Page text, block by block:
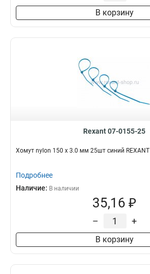
В корзину
Rexant 07-0155-25
Хомут nylon 150 х 3.0 мм 25шт синий REXANT
Подробнее
Наличие: В наличии
35,16 ₽
– +
В корзину